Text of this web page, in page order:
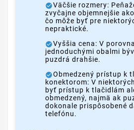
Väčšie rozmery:
zvyčajne objemnejšie
čo môže byť pre
nepraktické.
Vyššia cena: V
jednoduchými obalmi
puzdrá drahšie.
Obmedzený prístup k
konektorom: V
byť prístup k tlačidlám
obmedzený, najmä ak
dokonale prispôsobené
telefónu.